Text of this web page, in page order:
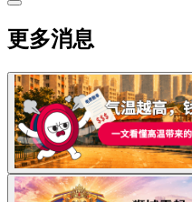
更多消息